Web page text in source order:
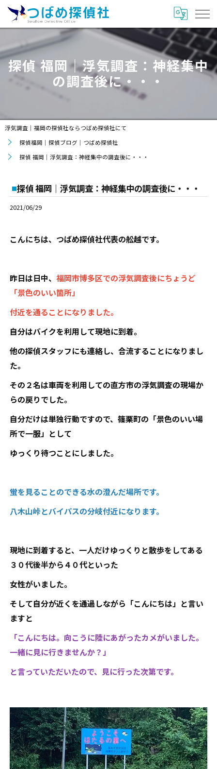
探偵 福岡｜浮気調査：神経集中
の調査後に・・・
浮気調査｜福岡の探偵社ならつばめ探偵社にて
探偵福岡｜探偵ブログ｜つばめ探偵社
探偵 福岡｜浮気調査：神経集中の調査後に・・・
探偵 福岡｜浮気調査：神経集中の調査後に・・・
2021/06/29
こんにちは、つばめ探偵社代表の舩越です。
昨日は日中、 福岡市博多区での浮気調査後にちょうど
「景色のいい箇所」
付近を通ることになりました。
自分はバイクを利用して現地に到着。
他の探偵スタッフにも連絡し、合流することになりまし
た。
その２名は車両を利用しての直方市の浮気調査の現場か
らの戻りでした。
自分だけは単独行動ですので、篠栗町の「景色のいい場
所で一服」として
ゆっくり待つことにしました。
蛍を見ることのできる水の澄んだ場所です。
八木山峠とバイパスの分岐付近になります。
現地に到着すると、一人だけゆっくりと散歩をしてある
３０代後半から４０代といった
女性がいました。
そして自分が近くを通過しながら「こんにちは」と言い
ますと
「こんにちは。向こうに陸にあがったカメがいました。
一緒に見に行きませんか？」
と言っていただいたので、見に行った次第です。